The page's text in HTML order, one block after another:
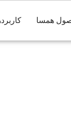
همسا